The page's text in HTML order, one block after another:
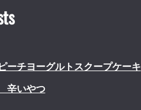
チヨーグルトスクープケーキ
辛いやつ